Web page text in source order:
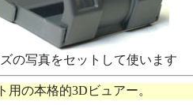
の写真をセットして使います
用の本格的3Dビュアー。